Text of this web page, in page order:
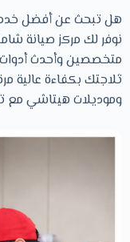
هل تبحث عن أفضل
نوفر لك مركز صيانة
متخصصين وأحدث
ثلاجتك بكفاءة عالية
وموديلات هيتاشي مع